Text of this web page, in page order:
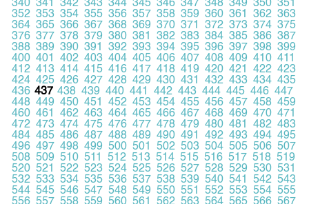
340 341 342 343 344 345 346 347 348 349 350 351
352 353 354 355 356 357 358 359 360 361 362 363
364 365 366 367 368 369 370 371 372 373 374 375
376 377 378 379 380 381 382 383 384 385 386 387
388 389 390 391 392 393 394 395 396 397 398 399
400 401 402 403 404 405 406 407 408 409 410 411
412 413 414 415 416 417 418 419 420 421 422 423
424 425 426 427 428 429 430 431 432 433 434 435
436 437 438 439 440 441 442 443 444 445 446 447
448 449 450 451 452 453 454 455 456 457 458 459
460 461 462 463 464 465 466 467 468 469 470 471
472 473 474 475 476 477 478 479 480 481 482 483
484 485 486 487 488 489 490 491 492 493 494 495
496 497 498 499 500 501 502 503 504 505 506 507
508 509 510 511 512 513 514 515 516 517 518 519
520 521 522 523 524 525 526 527 528 529 530 531
532 533 534 535 536 537 538 539 540 541 542 543
544 545 546 547 548 549 550 551 552 553 554 555